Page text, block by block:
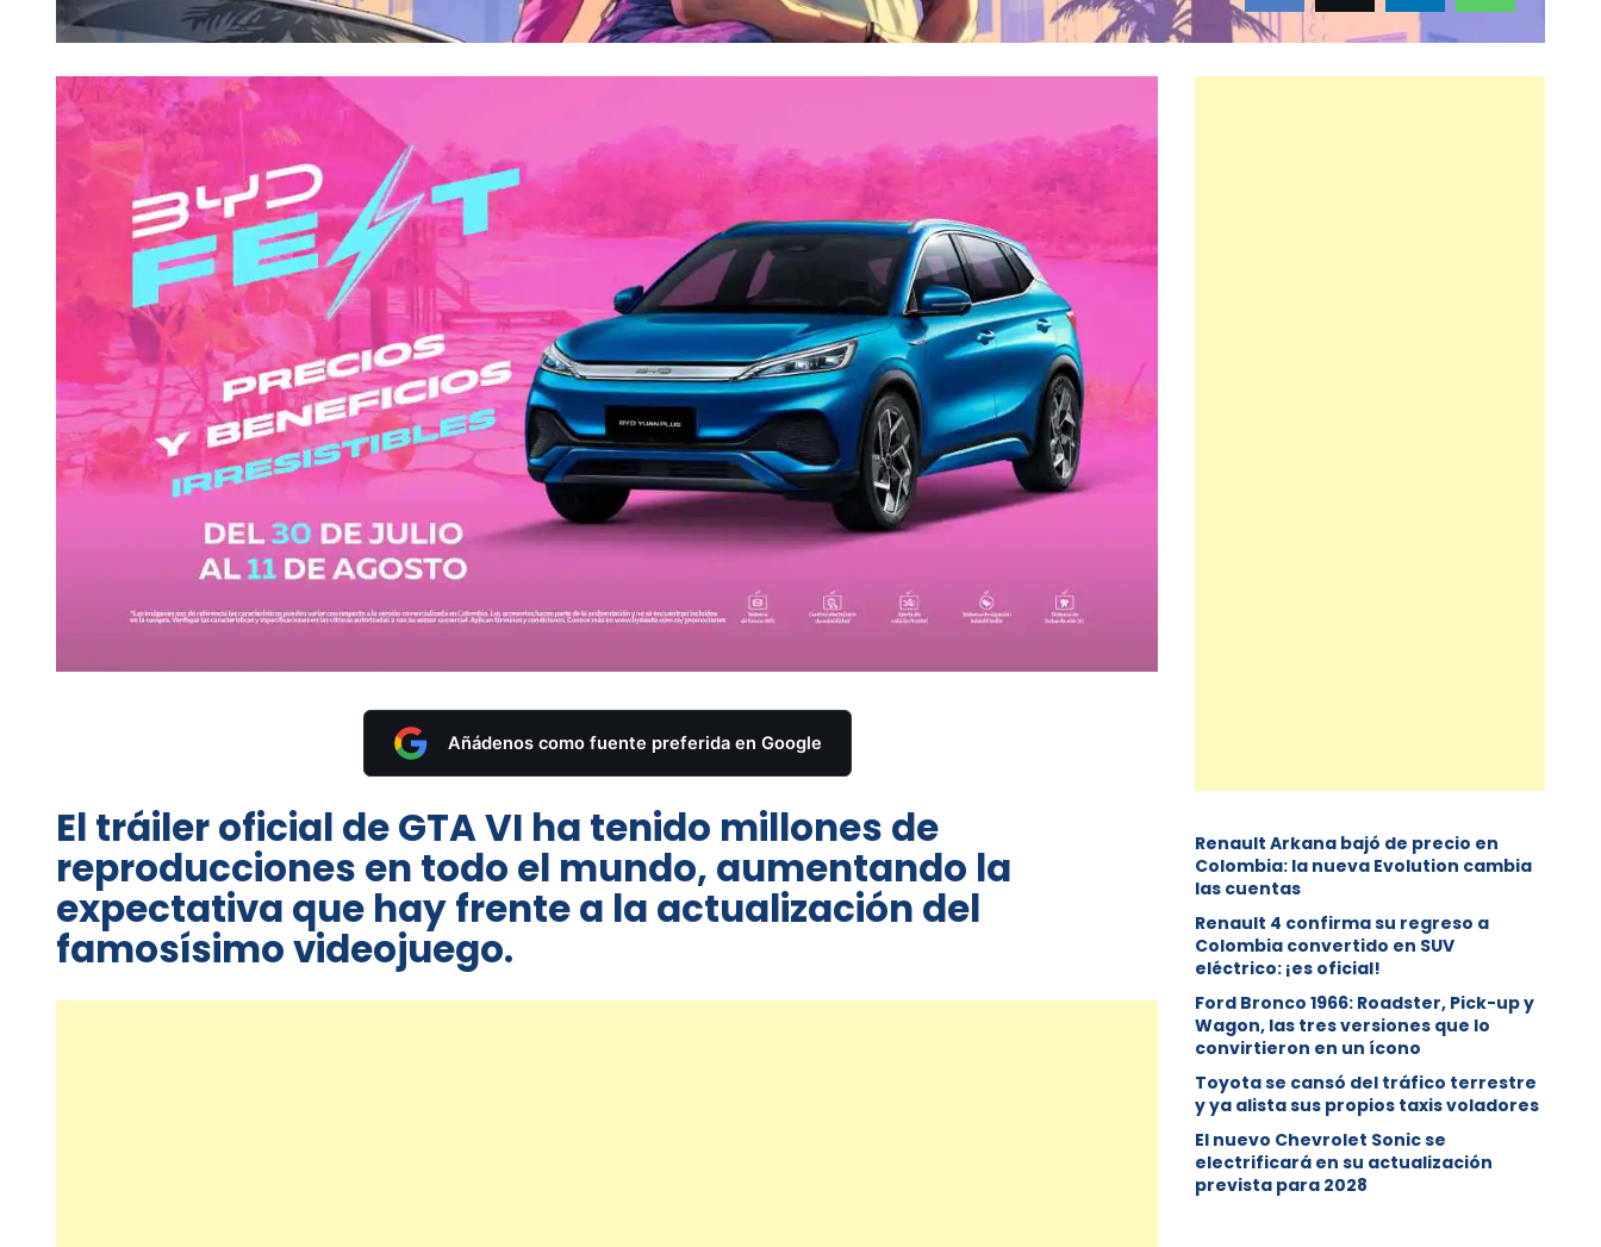
Añádenos como fuente preferida en Google
El tráiler oficial de GTA VI ha tenido millones de
reproducciones en todo el mundo, aumentando la
expectativa que hay frente a la actualización del
famosísimo videojuego.
Renault Arkana bajó de precio en
Colombia: la nueva Evolution cambia
las cuentas
Renault 4 confirma su regreso a
Colombia convertido en SUV
eléctrico: ¡es oficial!
Ford Bronco 1966: Roadster, Pick-up y
Wagon, las tres versiones que lo
convirtieron en un ícono
Toyota se cansó del tráfico terrestre
y ya alista sus propios taxis voladores
El nuevo Chevrolet Sonic se
electrificará en su actualización
prevista para 2028